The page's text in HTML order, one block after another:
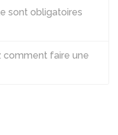
sont obligatoires
comment faire une